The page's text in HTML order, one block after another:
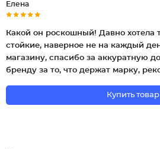
Елена
Какой он роскошный! Давно хотела
стойкие, наверное не на каждый
магазину, спасибо за аккуратную
бренду за то, что держат марку,
Купить товар